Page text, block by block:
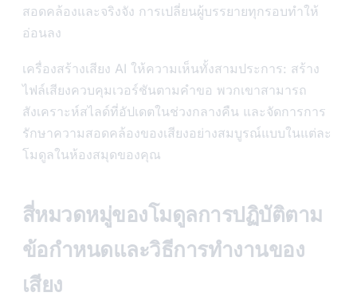
สอดคล้องและจริงจัง การเปลี่ยนผู้บรรยายทุกรอบทำให้
อ่อนลง
เครื่องสร้างเสียง AI ให้ความเห็นทั้งสามประการ: สร้าง
ไฟล์เสียงควบคุมเวอร์ชันตามคำขอ พวกเขาสามารถ
สังเคราะห์สไลด์ที่อัปเดตในช่วงกลางคืน และจัดการการ
รักษาความสอดคล้องของเสียงอย่างสมบูรณ์แบบในแต่ละ
โมดูลในห้องสมุดของคุณ
สี่หมวดหมู่ของโมดูลการปฏิบัติตาม
ข้อกำหนดและวิธีการทำงานของ
เสียง